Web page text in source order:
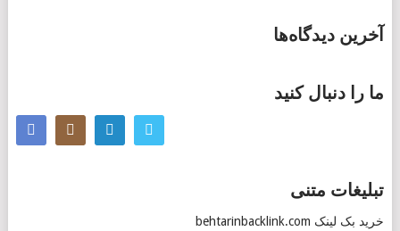
آخرین دیدگاه‌ها
ما را دنبال کنید
تبلیغات متنی
خرید بک لینک behtarinbacklink.com